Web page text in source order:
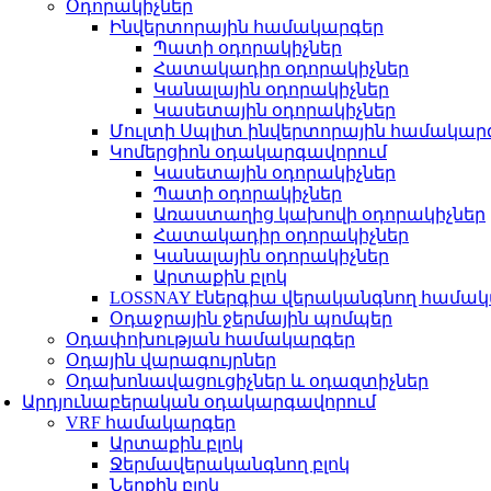
Օդորակիչներ
Ինվերտորային համակարգեր
Պատի օդորակիչներ
Հատակադիր օդորակիչներ
Կանալային օդորակիչներ
Կասետային օդորակիչներ
Մուլտի Սպլիտ ինվերտորային
Կոմերցիոն օդակարգավորում
Կասետային օդորակիչներ
Պատի օդորակիչներ
Առաստաղից կախովի օդորակիչներ
Հատակադիր օդորակիչներ
Կանալային օդորակիչներ
Արտաքին բլոկ
LOSSNAY էներգիա վերականգնող
Օդաջրային ջերմային պոմպեր
Օդափոխության համակարգեր
Օդային վարագույրներ
Օդախոնավացուցիչներ և օդազտիչներ
Արդյունաբերական օդակարգավորում
VRF համակարգեր
Արտաքին բլոկ
Ջերմավերականգնող բլոկ
Ներքին բլոկ